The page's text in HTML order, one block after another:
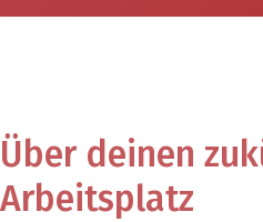
Über deinen
Arbeitsplatz